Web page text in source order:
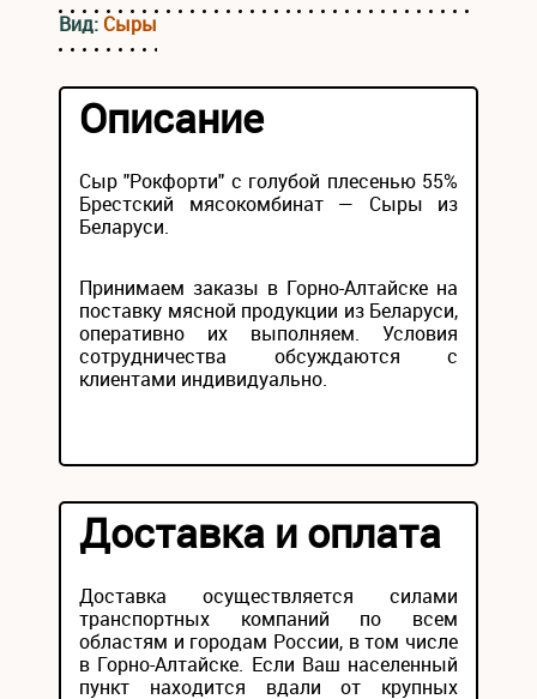
Вид: Сыры
Описание
Сыр "Рокфорти" с голубой плесенью 55%
Брестский мясокомбинат — Сыры из
Беларуси.
Принимаем заказы в Горно-Алтайске на
поставку мясной продукции из Беларуси,
оперативно их выполняем. Условия
сотрудничества обсуждаются с
клиентами индивидуально.
Доставка и оплата
Доставка осуществляется силами
транспортных компаний по всем
областям и городам России, в том числе
в Горно-Алтайске. Если Ваш населенный
пункт находится вдали от крупных